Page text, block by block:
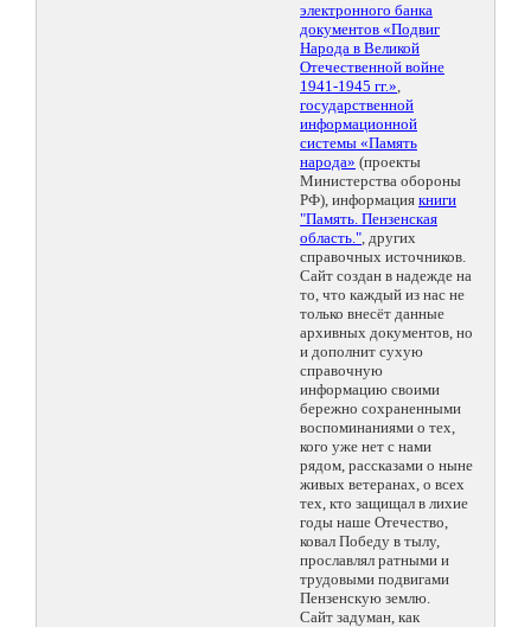
электронного банка
документов «Подвиг
Народа в Великой
Отечественной войне
1941-1945 гг.»,
государственной
информационной
системы «Память
народа» (проекты
Министерства обороны
РФ), информация книги
"Память. Пензенская
область.", других
справочных источников.
Сайт создан в надежде на
то, что каждый из нас не
только внесёт данные
архивных документов, но
и дополнит сухую
справочную
информацию своими
бережно сохраненными
воспоминаниями о тех,
кого уже нет с нами
рядом, рассказами о ныне
живых ветеранах, о всех
тех, кто защищал в лихие
годы наше Отечество,
ковал Победу в тылу,
прославлял ратными и
трудовыми подвигами
Пензенскую землю.
Сайт задуман, как